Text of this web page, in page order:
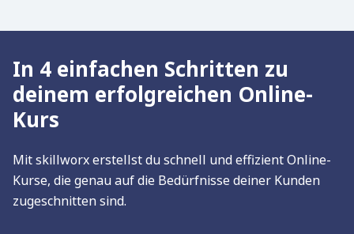
In 4 einfachen Schritten zu
deinem erfolgreichen Online-
Kurs
Mit skillworx erstellst du schnell und effizient Online-
Kurse, die genau auf die Bedürfnisse deiner Kunden
zugeschnitten sind.